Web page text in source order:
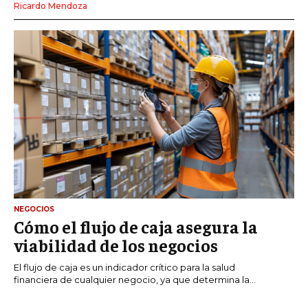
Ricardo Mendoza
NEGOCIOS
Cómo el flujo de caja asegura la
viabilidad de los negocios
El flujo de caja es un indicador crítico para la salud
financiera de cualquier negocio, ya que determina la...